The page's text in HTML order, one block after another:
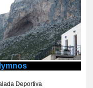
Deportiva